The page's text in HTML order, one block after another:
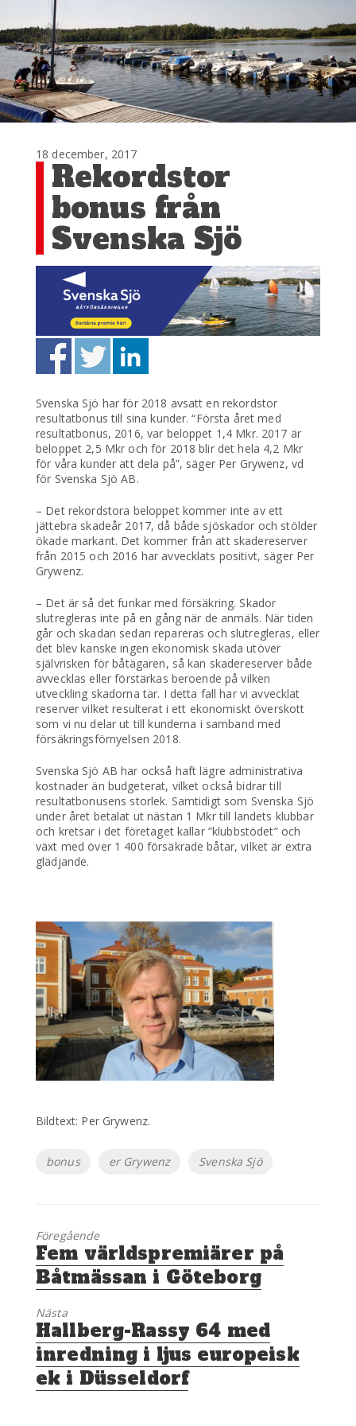
18 december, 2017
Rekordstor
bonus från
Svenska Sjö
Svenska Sjö har för 2018 avsatt en rekordstor
resultatbonus till sina kunder. “Första året med
resultatbonus, 2016, var beloppet 1,4 Mkr. 2017 är
beloppet 2,5 Mkr och för 2018 blir det hela 4,2 Mkr
för våra kunder att dela på”, säger Per Grywenz, vd
för Svenska Sjö AB.
– Det rekordstora beloppet kommer inte av ett
jättebra skadeår 2017, då både sjöskador och stölder
ökade markant. Det kommer från att skadereserver
från 2015 och 2016 har avvecklats positivt, säger Per
Grywenz.
– Det är så det funkar med försäkring. Skador
slutregleras inte på en gång när de anmäls. När tiden
går och skadan sedan repareras och slutregleras, eller
det blev kanske ingen ekonomisk skada utöver
självrisken för båtägaren, så kan skadereserver både
avvecklas eller förstärkas beroende på vilken
utveckling skadorna tar. I detta fall har vi avvecklat
reserver vilket resulterat i ett ekonomiskt överskott
som vi nu delar ut till kunderna i samband med
försäkringsförnyelsen 2018.
Svenska Sjö AB har också haft lägre administrativa
kostnader än budgeterat, vilket också bidrar till
resultatbonusens storlek. Samtidigt som Svenska Sjö
under året betalat ut nästan 1 Mkr till landets klubbar
och kretsar i det företaget kallar ”klubbstödet” och
växt med över 1 400 försäkrade båtar, vilket är extra
glädjande.
Bildtext: Per Grywenz.
Etiketter
bonus er Grywenz Svenska Sjö
Föregående
Föregående
inlägg:
Fem världspremiärer på
Båtmässan i Göteborg
Nästa
Nästa
inlägg:
Hallberg-Rassy 64 med
inredning i ljus europeisk
ek i Düsseldorf